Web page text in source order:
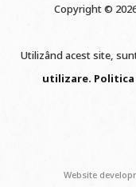
Copyright ©
Utilizând acest site,
utilizare.
Website